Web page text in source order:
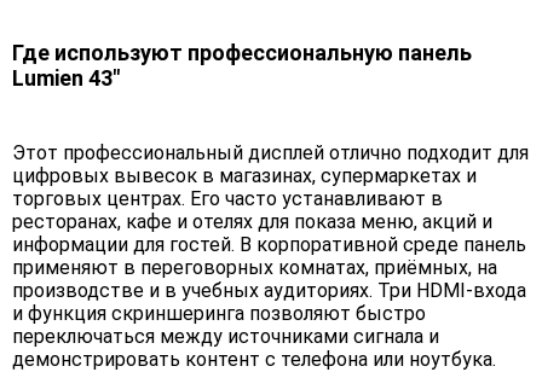
Где используют профессиональную панель
Lumien 43"
Этот профессиональный дисплей отлично подходит для
цифровых вывесок в магазинах, супермаркетах и
торговых центрах. Его часто устанавливают в
ресторанах, кафе и отелях для показа меню, акций и
информации для гостей. В корпоративной среде панель
применяют в переговорных комнатах, приёмных, на
производстве и в учебных аудиториях. Три HDMI-входа
и функция скриншеринга позволяют быстро
переключаться между источниками сигнала и
демонстрировать контент с телефона или ноутбука.